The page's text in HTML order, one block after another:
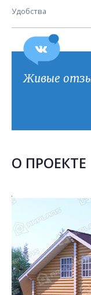
Удобства
Живые
О ПРОЕКТЕ